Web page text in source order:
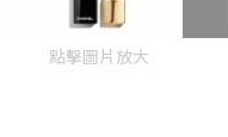
點擊圖片放大